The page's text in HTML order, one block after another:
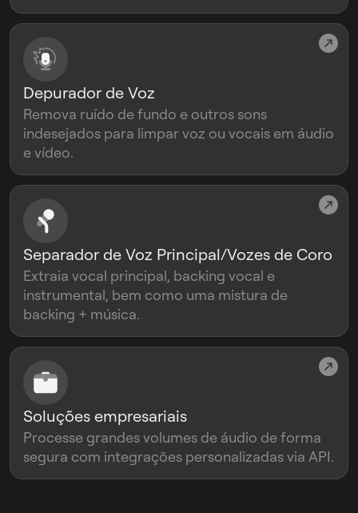
Depurador de Voz
Remova ruído de fundo e outros sons
indesejados para limpar voz ou vocais em áudio
e vídeo.
Soluções empresariais
Processe grandes volumes de áudio de forma
segura com integrações personalizadas via API.
Separador de Voz Principal/Vozes de Coro
Extraia vocal principal, backing vocal e
instrumental, bem como uma mistura de
backing + música.